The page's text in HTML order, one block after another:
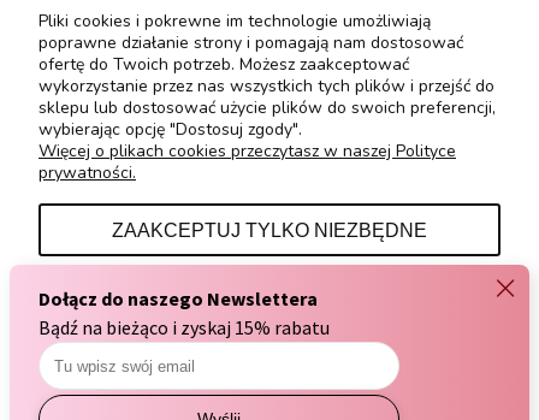
ZAPISZ SIĘ
*Kupon nie działa w przypadku urządzeń, akcesoriów
i zestawów.
Podając swój email wyrażasz zgodę na otrzymywanie
Pliki cookies i pokrewne im technologie umożliwiają
poprawne działanie strony i pomagają nam dostosować
ofertę do Twoich potrzeb. Możesz zaakceptować
wykorzystanie przez nas wszystkich tych plików i przejść do
sklepu lub dostosować użycie plików do swoich preferencji,
wybierając opcję "Dostosuj zgody".
Więcej o plikach cookies przeczytasz w naszej Polityce
prywatności.
ZAAKCEPTUJ TYLKO NIEZBĘDNE
DOSTOSUJ ZGODY
ZAAKCEPTUJ WSZYSTKIE